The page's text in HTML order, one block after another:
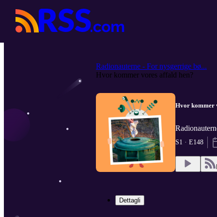
Radionauterne - For nysgerrige bø...
Hvor kommer vores affald hen?
Hvor kommer
S1 · E148
Dettagli